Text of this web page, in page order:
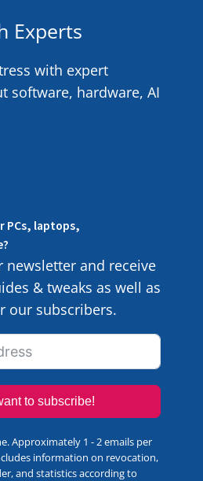
Experts
with expert
software, hardware, AI
PCs, laptops,
newsletter and receive
& tweaks as well as
our subscribers.
to subscribe!
Approximately 1 - 2 emails per
information on revocation,
and statistics according to